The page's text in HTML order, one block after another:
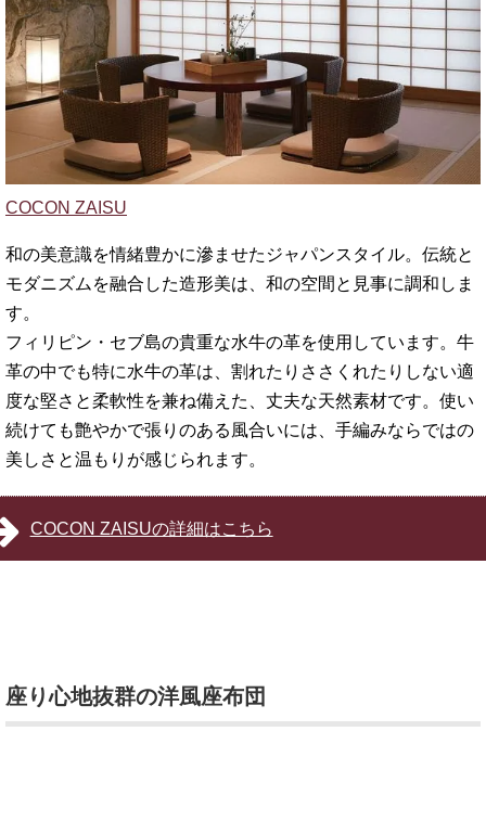
COCON ZAISU
和の美意識を情緒豊かに滲ませたジャパンスタイル。伝統と
モダニズムを融合した造形美は、和の空間と見事に調和しま
す。
フィリピン・セブ島の貴重な水牛の革を使用しています。牛
革の中でも特に水牛の革は、割れたりささくれたりしない適
度な堅さと柔軟性を兼ね備えた、丈夫な天然素材です。使い
続けても艶やかで張りのある風合いには、手編みならではの
美しさと温もりが感じられます。
COCON ZAISUの詳細はこちら
座り心地抜群の洋風座布団